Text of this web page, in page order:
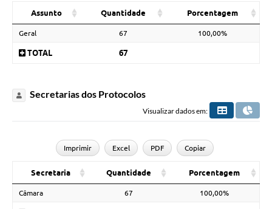
Assunto Quantidade Porcentagem
Geral 67 100,00%
TOTAL 67
Secretarias dos Protocolos
Visualizar dados em:
Imprimir Excel PDF Copiar
Secretaria Quantidade Porcentagem
Câmara 67 100,00%